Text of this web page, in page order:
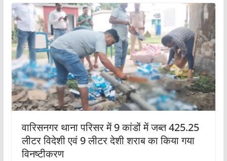
वारिसनगर थाना परिसर में 9 कांडों में जब्त 425.25
लीटर विदेशी एवं 9 लीटर देशी शराब का किया गया
विनष्टीकरण